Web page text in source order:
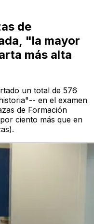
de
"la mayor
más alta
un total de 576
en el examen
de Formación
ciento más que en